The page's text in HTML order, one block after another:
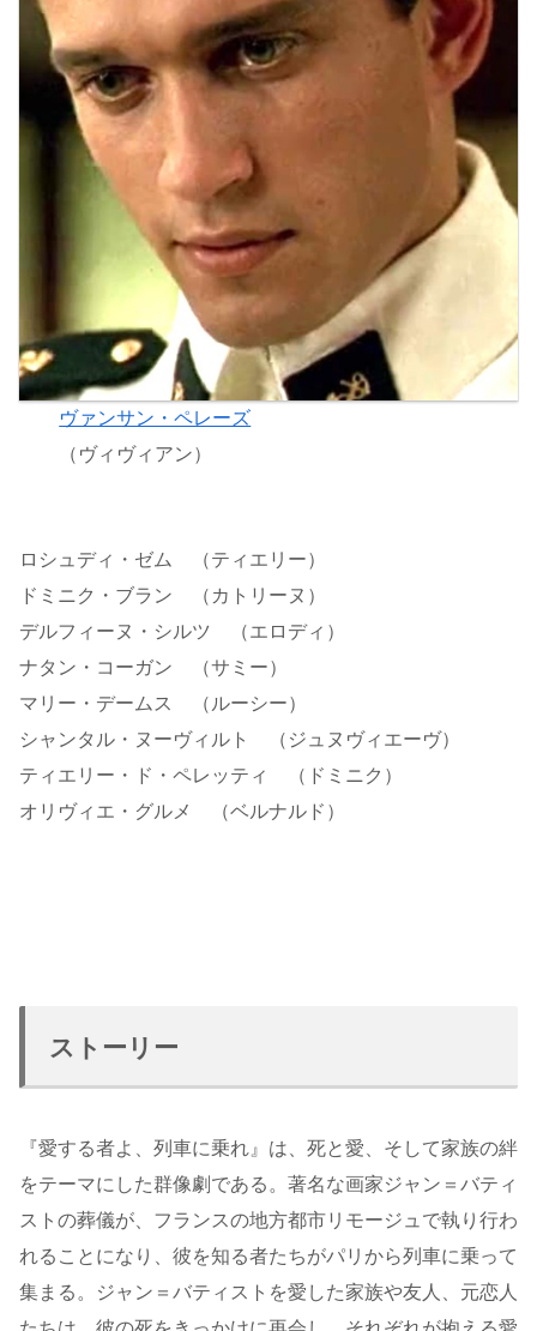
ヴァンサン・ペレーズ
（ヴィヴィアン）
ロシュディ・ゼム （ティエリー）
ドミニク・ブラン （カトリーヌ）
デルフィーヌ・シルツ （エロディ）
ナタン・コーガン （サミー）
マリー・デームス （ルーシー）
シャンタル・ヌーヴィルト （ジュヌヴィエーヴ）
ティエリー・ド・ペレッティ （ドミニク）
オリヴィエ・グルメ （ベルナルド）
ストーリー
『愛する者よ、列車に乗れ』は、死と愛、そして家族の絆
をテーマにした群像劇である。著名な画家ジャン＝バティ
ストの葬儀が、フランスの地方都市リモージュで執り行わ
れることになり、彼を知る者たちがパリから列車に乗って
集まる。ジャン＝バティストを愛した家族や友人、元恋人